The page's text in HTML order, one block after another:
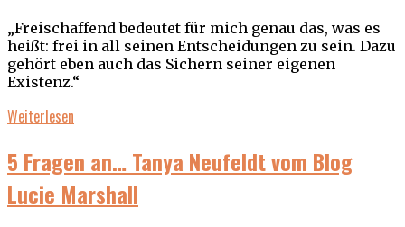
„Freischaffend bedeutet für mich genau das, was es
heißt: frei in all seinen Entscheidungen zu sein. Dazu
gehört eben auch das Sichern seiner eigenen
Existenz.“
Weiterlesen
5 Fragen an… Tanya Neufeldt vom Blog
Lucie Marshall